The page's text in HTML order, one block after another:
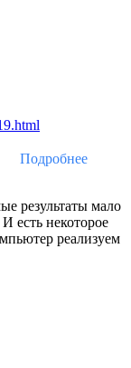
Подробнее
результаты мало
есть некоторое
реализуем